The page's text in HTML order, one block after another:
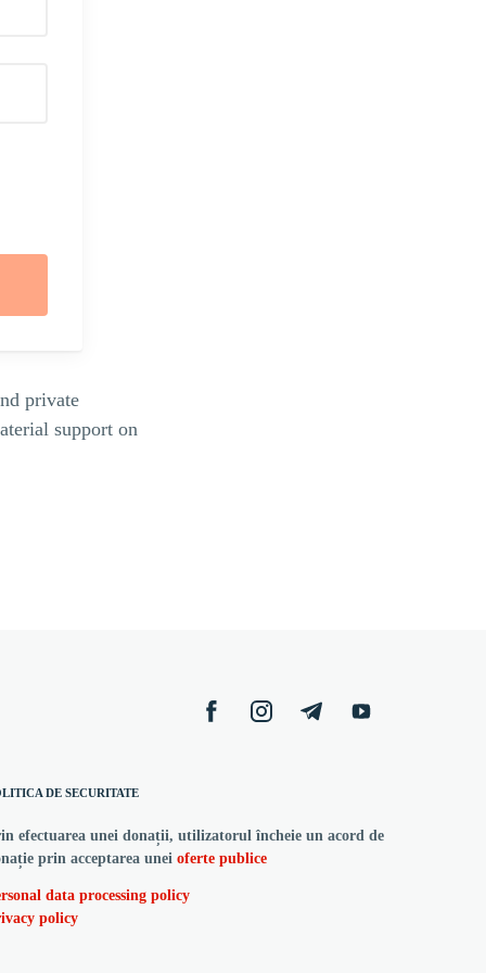
private
support on
DE SECURITATE
efectuarea unei donații, utilizatorul încheie un acord de
prin acceptarea unei oferte publice
data processing policy
policy